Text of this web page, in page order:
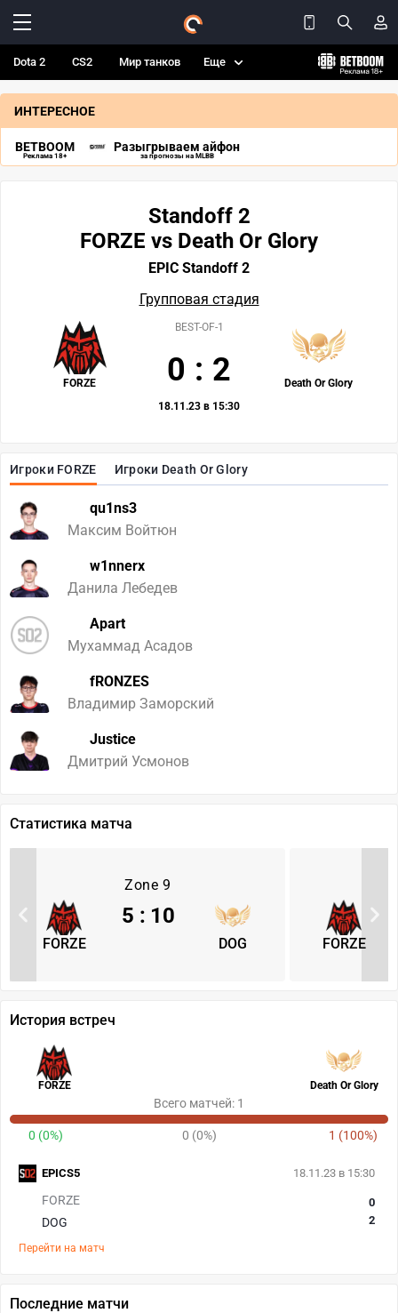
Dota 2 CS2 Мир танков Еще
ИНТЕРЕСНОЕ
BETBOOM
Реклама 18+
Разыгрываем айфон
за прогнозы на MLBB
Игроки FORZE Игроки Death Or Glory
qu1ns3
Максим Войтюн
w1nnerx
Данила Лебедев
Apart
Мухаммад Асадов
fRONZES
Владимир Заморский
Justice
Дмитрий Усмонов
Standoff 2
FORZE vs Death Or Glory
EPIC Standoff 2
Групповая стадия
FORZE Death Or Glory
BEST-OF-1
0 : 2
18.11.23 в 15:30
Статистика матча
Zone 9
FORZE DOG
5 : 10
FORZE
История встреч
FORZE Death Or Glory
Всего матчей: 1
0 (0%) 0 (0%) 1 (100%)
18.11.23 в 15:30
FORZE
DOG
0
2
Перейти на матч
EPICS5
Последние матчи